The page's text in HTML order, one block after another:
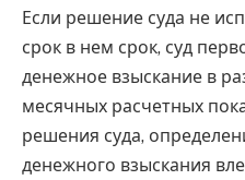
Если решение суда не
срок в нем срок, суд
денежное взыскание в
месячных расчетных
решения суда,
денежного взыскания